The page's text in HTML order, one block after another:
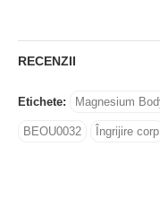
RECENZII
Etichete: Magnesium
BEOU0032 Îngrijire corp